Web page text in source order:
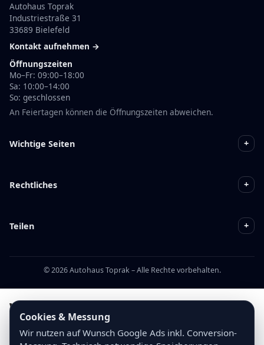
Autohaus Toprak
Industriestraße 31
33689 Bielefeld
Kontakt aufnehmen →
Öffnungszeiten
Mo–Fr: 09:00–18:00
Sa: 10:00–14:00
So: geschlossen
An Feiertagen können die Öffnungszeiten abweichen.
Wichtige Seiten +
Rechtliches +
Teilen +
© 2026 Autohaus Toprak – Alle Rechte vorbehalten.
Cookies & Messung
Wir nutzen auf Wunsch Google Ads inkl. Conversion-
Warum dieses Fahrzeug bei
Autohaus Toprak kaufen?